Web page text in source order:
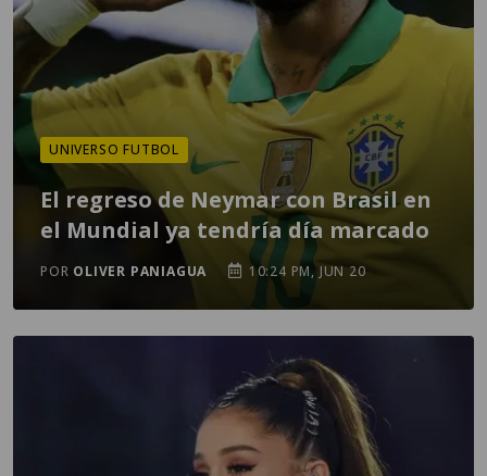
UNIVERSO FUTBOL
El regreso de Neymar con Brasil en
el Mundial ya tendría día marcado
POR OLIVER PANIAGUA 10:24 PM, JUN 20